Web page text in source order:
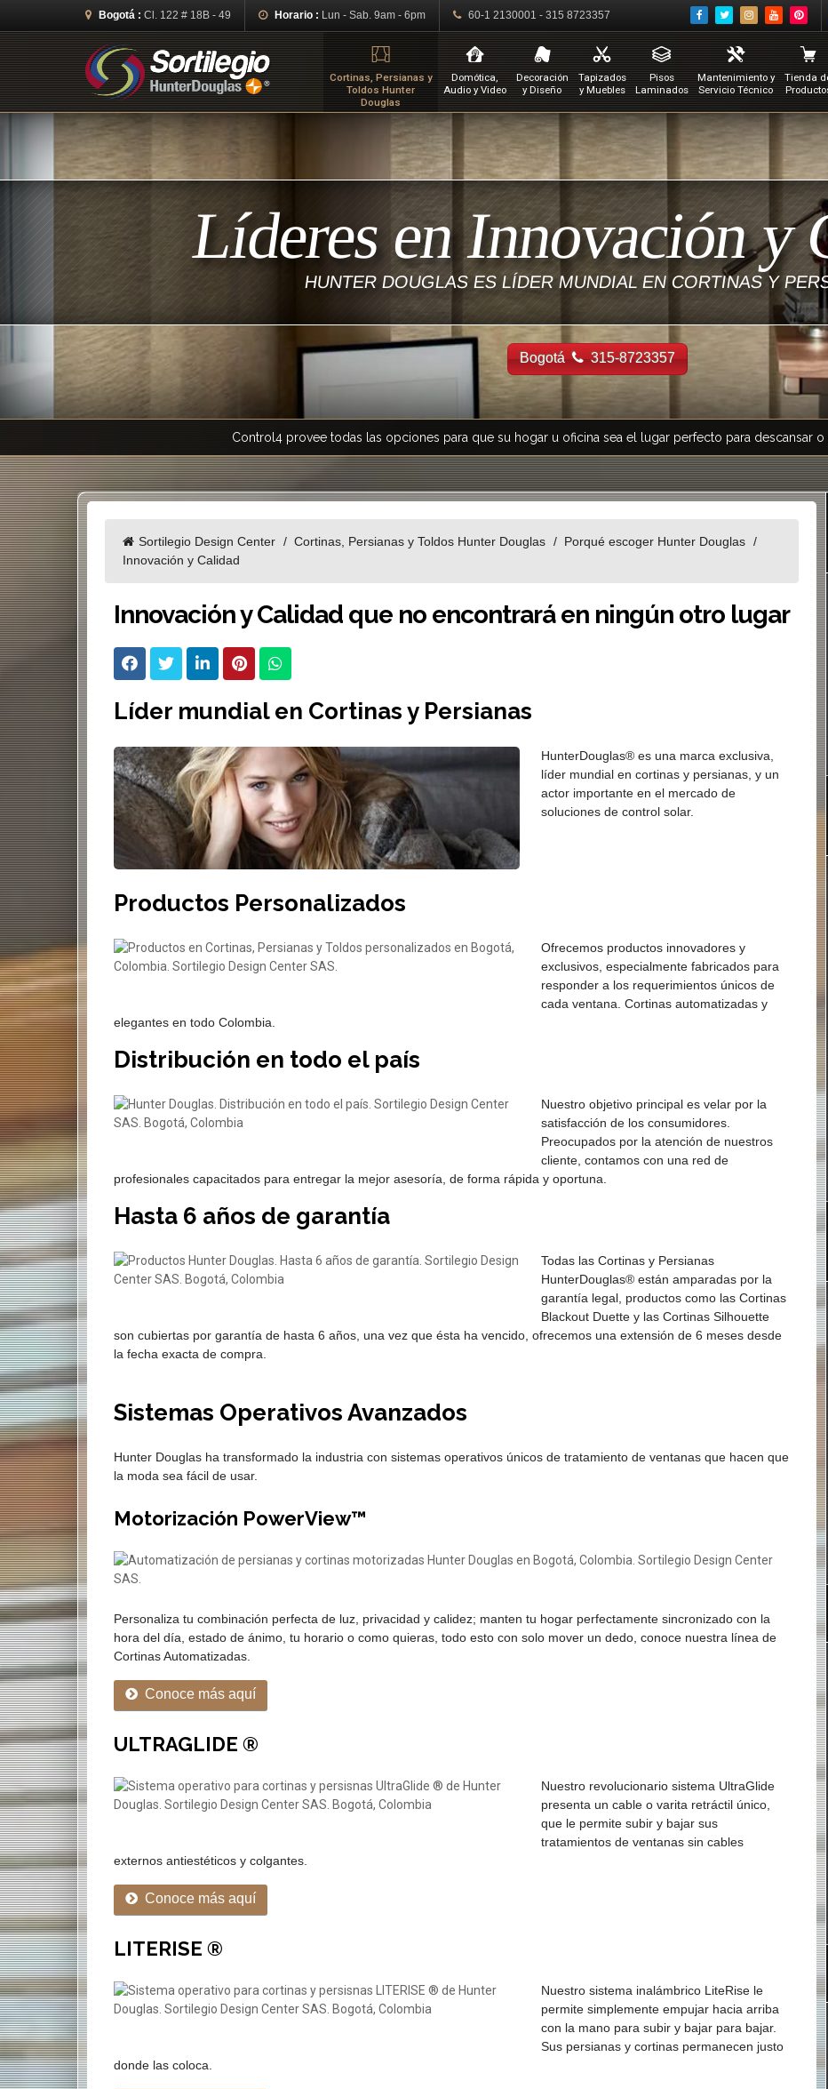
Bogotá : Cl. 122 # 18B - 49 Horario : Lun - Sab. 9am - 6pm
60-1 2130001 - 315 8723357
Cortinas, Persianas y
Toldos Hunter
Douglas
Domótica,
Audio y Video
Decoración
y Diseño
Tapizados
y Muebles
Pisos
Laminados
Mantenimiento y
Servicio Técnico
Tienda
Líderes en Innovación y
HUNTER DOUGLAS ES LÍDER MUNDIAL EN CORTINAS Y
Bogotá 315-8723357
Control4 provee todas las opciones para que su hogar u oficina sea el lugar perfecto para descansar o
Sortilegio Design Center Cortinas, Persianas y Toldos Hunter Douglas
Porqué escoger Hunter Douglas
Innovación y Calidad
Innovación y Calidad que no encontrará en ningún otro lugar
Líder mundial en Cortinas y Persianas
HunterDouglas® es una marca exclusiva,
líder mundial en cortinas y persianas, y un
actor importante en el mercado de
soluciones de control solar.
Productos Personalizados
Ofrecemos productos innovadores y
exclusivos, especialmente fabricados para
responder a los requerimientos únicos de
cada ventana. Cortinas automatizadas y
elegantes en todo Colombia.
Distribución en todo el país
Nuestro objetivo principal es velar por la
satisfacción de los consumidores.
Preocupados por la atención de nuestros
cliente, contamos con una red de
profesionales capacitados para entregar la mejor asesoría, de forma rápida y oportuna.
Hasta 6 años de garantía
Todas las Cortinas y Persianas
HunterDouglas® están amparadas por la
garantía legal, productos como las Cortinas
Blackout Duette y las Cortinas Silhouette
son cubiertas por garantía de hasta 6 años, una vez que ésta ha vencido, ofrecemos una extensión de 6 meses desde
la fecha exacta de compra.
Sistemas Operativos Avanzados
Hunter Douglas ha transformado la industria con sistemas operativos únicos de tratamiento de ventanas que hacen que
la moda sea fácil de usar.
Motorización PowerView™
Personaliza tu combinación perfecta de luz, privacidad y calidez; manten tu hogar perfectamente sincronizado con la
hora del día, estado de ánimo, tu horario o como quieras, todo esto con solo mover un dedo, conoce nuestra línea de
Cortinas Automatizadas.
Conoce más aquí
ULTRAGLIDE ®
Nuestro revolucionario sistema UltraGlide
presenta un cable o varita retráctil único,
que le permite subir y bajar sus
tratamientos de ventanas sin cables
externos antiestéticos y colgantes.
Conoce más aquí
LITERISE ®
Nuestro sistema inalámbrico LiteRise le
permite simplemente empujar hacia arriba
con la mano para subir y bajar para bajar.
Sus persianas y cortinas permanecen justo
donde las coloca.